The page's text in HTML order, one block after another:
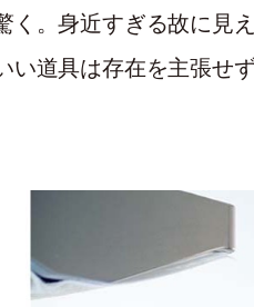
く。身近すぎる故に見
い道具は存在を主張せ